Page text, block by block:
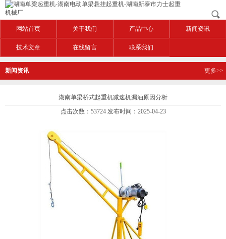
网站首页 关于我们 产品中心 新闻资讯
技术文章 在线留言 联系我们
新闻资讯 更多>>
湖南单梁桥式起重机减速机漏油原因分析
点击次数：53724 发布时间：2025-04-23